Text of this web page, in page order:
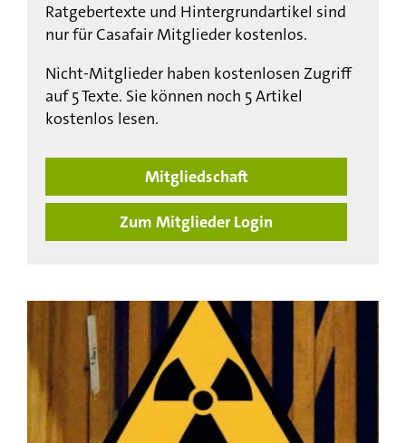
Ratgebertexte und Hintergrundartikel sind
nur für Casafair Mitglieder kostenlos.
Nicht-Mitglieder haben kostenlosen Zugriff
auf 5 Texte. Sie können noch 5 Artikel
kostenlos lesen.
Mitgliedschaft
Zum Mitglieder Login